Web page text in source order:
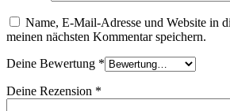
Name, E-Mail-Adresse und Website in
meinen nächsten Kommentar speichern.
Deine Bewertung *
Deine Rezension *